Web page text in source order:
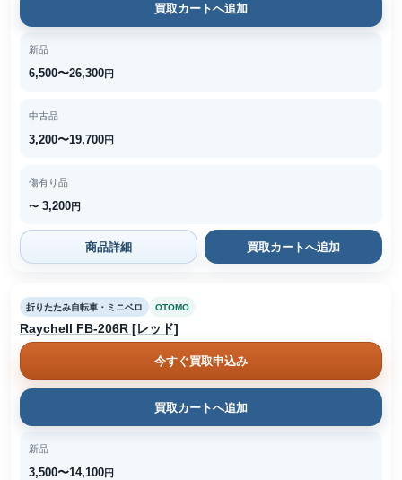
買取カートへ追加
新品
6,500〜26,300円
中古品
3,200〜19,700円
傷有り品
〜 3,200円
商品詳細 買取カートへ追加
折りたたみ自転車・ミニベロ OTOMO
Raychell FB-206R [レッド]
今すぐ買取申込み
買取カートへ追加
新品
3,500〜14,100円